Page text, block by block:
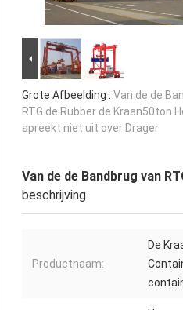
Grote Afbeelding : Van de de
RTG de Rubber de Kraan50ton
spreekt niet uit over Drager
Van de de Bandbrug van
beschrijving
Productnaam:
De